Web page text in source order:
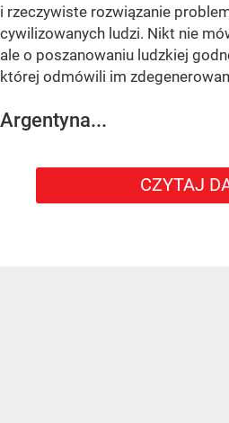
i rzeczywiste rozwiązanie
cywilizowanych ludzi. Nikt nie
ale o poszanowaniu ludzkiej
której odmówili im
Argentyna...
CZYTAJ